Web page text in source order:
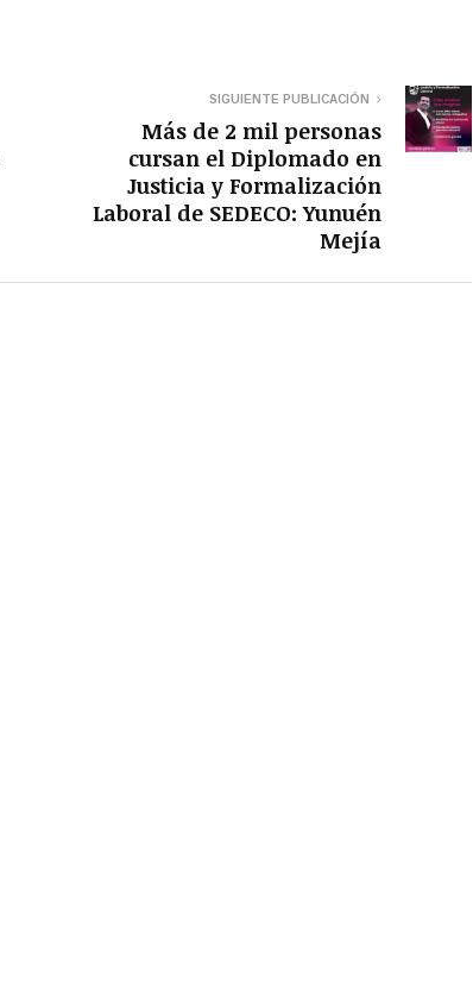
SIGUIENTE PUBLICACIÓN
Más de 2 mil personas
cursan el Diplomado en
Justicia y Formalización
Laboral de SEDECO: Yunuén
Mejía